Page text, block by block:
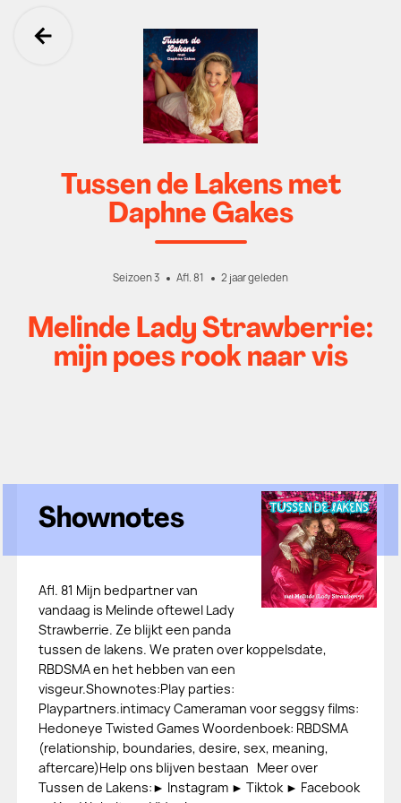
Ga terug
Tussen de Lakens met
Daphne Gakes
Seizoen 3 Afl. 81 2 jaar geleden
Melinde Lady Strawberrie:
mijn poes rook naar vis
Shownotes
Afl. 81 Mijn bedpartner van
vandaag is Melinde oftewel Lady
Strawberrie. Ze blijkt een panda
tussen de lakens. We praten over koppelsdate,
RBDSMA en het hebben van een
visgeur.Shownotes:Play parties:
Playpartners.intimacy Cameraman voor seggsy films:
Hedoneye Twisted Games Woordenboek: RBDSMA
(relationship, boundaries, desire, sex, meaning,
aftercare)Help ons blijven bestaan Meer over
Tussen de Lakens:► Instagram ► Tiktok ► Facebook